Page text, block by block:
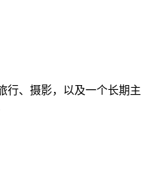
行、摄影，以及一个长期主